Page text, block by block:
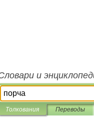
и
Толкования Переводы